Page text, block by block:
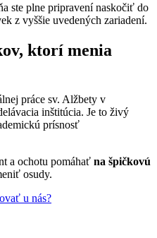
ste plne pripravení naskočiť do
z vyššie uvedených zariadení.
ktorí menia
práce sv. Alžbety v
inštitúcia. Je to živý
prísnosť
a ochotu pomáhať na špičkovú
osudy.
u nás?